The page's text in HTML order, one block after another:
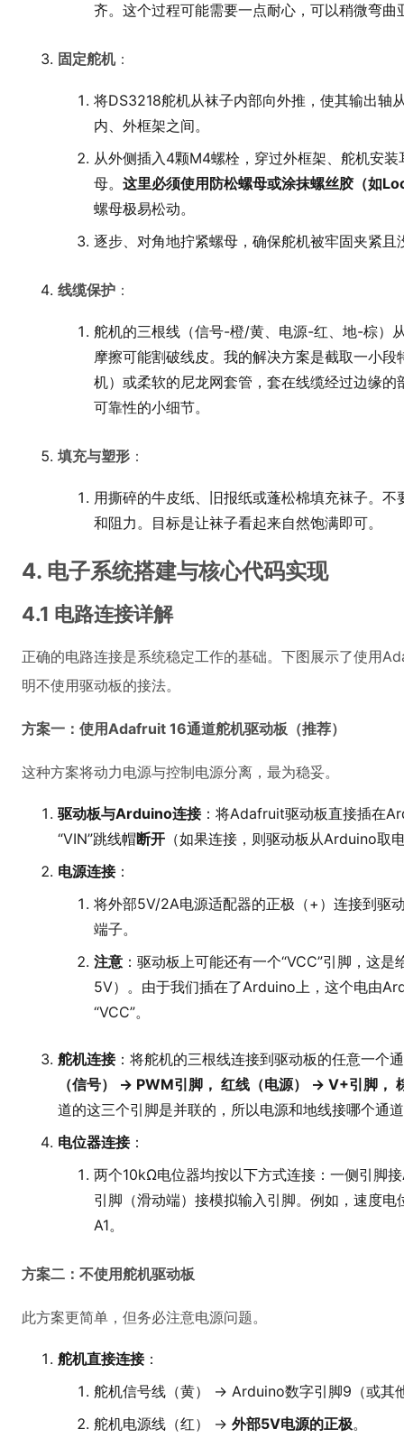
齐。这个过程可能需要一点耐心，可以稍微弯曲
固定舵机：
将DS3218舵机从袜子内部向外推，使其输出轴
内、外框架之间。
从外侧插入4颗M4螺栓，穿过外框架、舵机安
母。 这里必须使用防松螺母或涂抹螺丝胶（如
螺母极易松动。
逐步、对角地拧紧螺母，确保舵机被牢固夹紧且
线缆保护 ：
舵机的三根线（信号-橙/黄、电源-红、地-棕）
摩擦可能割破线皮。我的解决方案是截取一小
机）或柔软的尼龙网套管，套在线缆经过边缘
可靠性的小细节。
填充与塑形 ：
用撕碎的牛皮纸、旧报纸或蓬松棉填充袜子。
和阻力。目标是让袜子看起来自然饱满即可。
4. 电子系统搭建与核心代码实现
4.1 电路连接详解
正确的电路连接是系统稳定工作的基础。下图展示了使用
明不使用驱动板的接法。
方案一：使用Adafruit 16通道舵机驱动板（推荐）
这种方案将动力电源与控制电源分离，最为稳妥。
驱动板与Arduino连接：将Adafruit驱动板直接插在
“VIN”跳线帽断开 （如果连接，则驱动板从Arduino取
电源连接：
将外部5V/2A电源适配器的正极（+）连接到驱
端子。
注意 ：驱动板上可能还有一个“VCC”引脚，这
5V）。由于我们插在了Arduino上，这个电由
“VCC”。
舵机连接：将舵机的三根线连接到驱动板的任意一个
（信号） -> PWM引脚， 红线（电源） -> V+引脚，
道的这三个引脚是并联的，所以电源和地线接哪个通
电位器连接：
两个10kΩ电位器均按以下方式连接：一侧引脚
引脚（滑动端）接模拟输入引脚。例如，速度
A1。
方案二：不使用舵机驱动板
此方案更简单，但务必注意电源问题。
舵机直接连接：
舵机信号线（黄） -> Arduino数字引脚9（或其
舵机电源线（红） -> 外部5V电源的正极。